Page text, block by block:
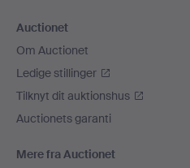
Auctionet
Om Auctionet
Ledige stillinger
Tilknyt dit auktionshus
Auctionets garanti
Mere fra Auctionet